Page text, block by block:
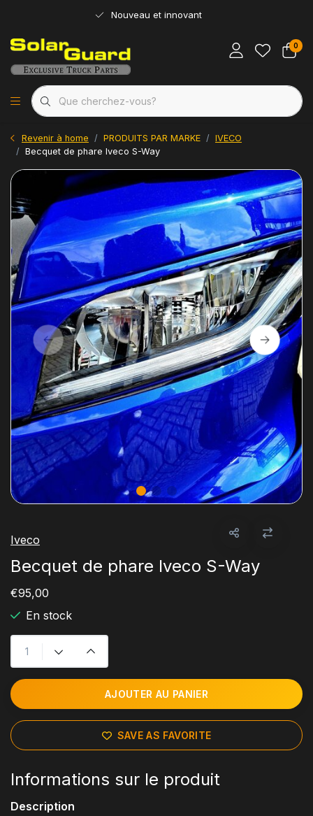
Nouveau et innovant
0
Revenir à home PRODUITS PAR MARKE
IVECO
Becquet de phare Iveco S-Way
Iveco
Becquet de phare Iveco S-Way
€95,00
En stock
AJOUTER AU PANIER
SAVE AS FAVORITE
Informations sur le produit
Description